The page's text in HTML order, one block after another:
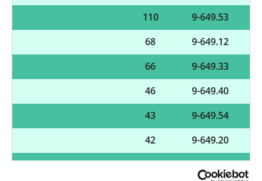
110
9-649.53
68
9-649.12
66
9-649.33
46
9-649.40
43
9-649.54
42
9-649.20
Regelbehandlung bei
40 9-607